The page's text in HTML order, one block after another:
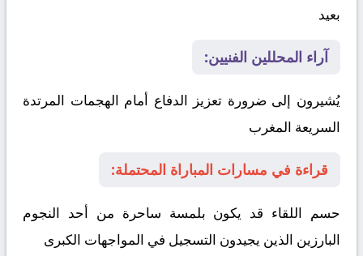
بعيد
آراء المحللين الفنيين:
يُشيرون إلى ضرورة تعزيز الدفاع أمام الهجمات المرتدة
السريعة المغرب
قراءة في مسارات المباراة المحتملة:
حسم اللقاء قد يكون بلمسة ساحرة من أحد النجوم
البارزين الذين يجيدون التسجيل في المواجهات الكبرى